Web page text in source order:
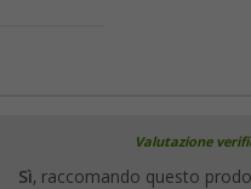
Valutazione
Sì, raccomando questo